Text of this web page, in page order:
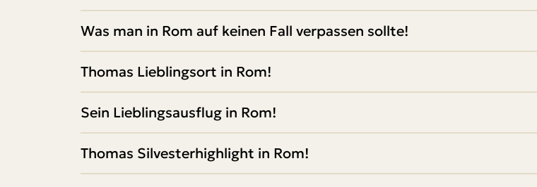
Was man in Rom auf keinen Fall verpassen sollte!
Thomas Lieblingsort in Rom!
Sein Lieblingsausflug in Rom!
Thomas Silvesterhighlight in Rom!